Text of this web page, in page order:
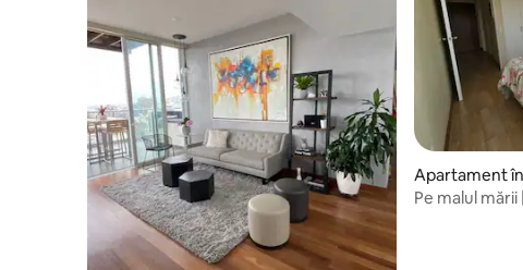
Apartament
dențial în San
Pe malul mării